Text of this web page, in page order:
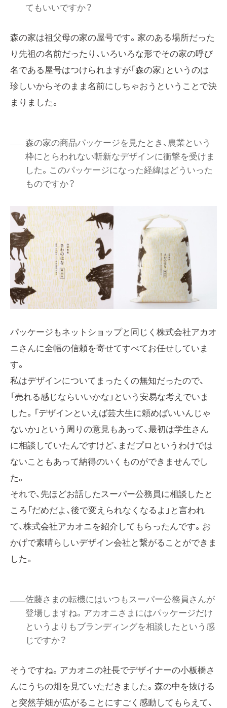
てもいいですか？
森の家は祖父母の家の屋号です。家のある場所だった
り先祖の名前だったり、いろいろな形でその家の呼び
名である屋号はつけられますが「森の家」というのは
珍しいからそのまま名前にしちゃおうということで決
まりました。
森の家の商品パッケージを見たとき、農業という
枠にとらわれない斬新なデザインに衝撃を受けま
した。このパッケージになった経緯はどういった
ものですか？
パッケージもネットショップと同じく株式会社アカオ
ニさんに全幅の信頼を寄せてすべてお任せしていま
す。
私はデザインについてまったくの無知だったので、
「売れる感じならいいかな」という安易な考えでいま
した。「デザインといえば芸大生に頼めばいいんじゃ
ないか」という周りの意見もあって、最初は学生さん
に相談していたんですけど、まだプロというわけでは
ないこともあって納得のいくものができませんでし
た。
それで、先ほどお話したスーパー公務員に相談したと
ころ「だめだよ、後で変えられなくなるよ」と言われ
て、株式会社アカオニを紹介してもらったんです。お
かげで素晴らしいデザイン会社と繋がることができま
した。
佐藤さまの転機にはいつもスーパー公務員さんが
登場しますね。アカオニさまにはパッケージだけ
というよりもブランディングを相談したという感
じですか？
そうですね。アカオニの社長でデザイナーの小板橋さ
んにうちの畑を見ていただきました。森の中を抜ける
と突然芋畑が広がることにすごく感動してもらえて、